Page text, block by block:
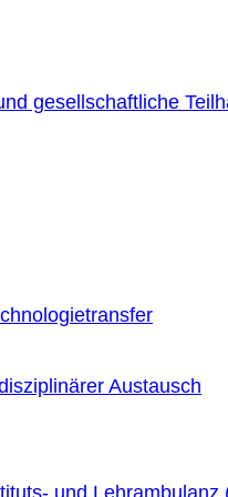
gesellschaftliche
Austausch
und Lehrambulanz